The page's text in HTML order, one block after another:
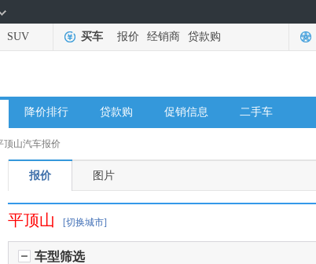
SUV 买车 报价 经销商 贷款购
降价排行 贷款购 促销信息 二手车
顶山汽车报价
报价 图片
平顶山 [切换城市]
车型筛选